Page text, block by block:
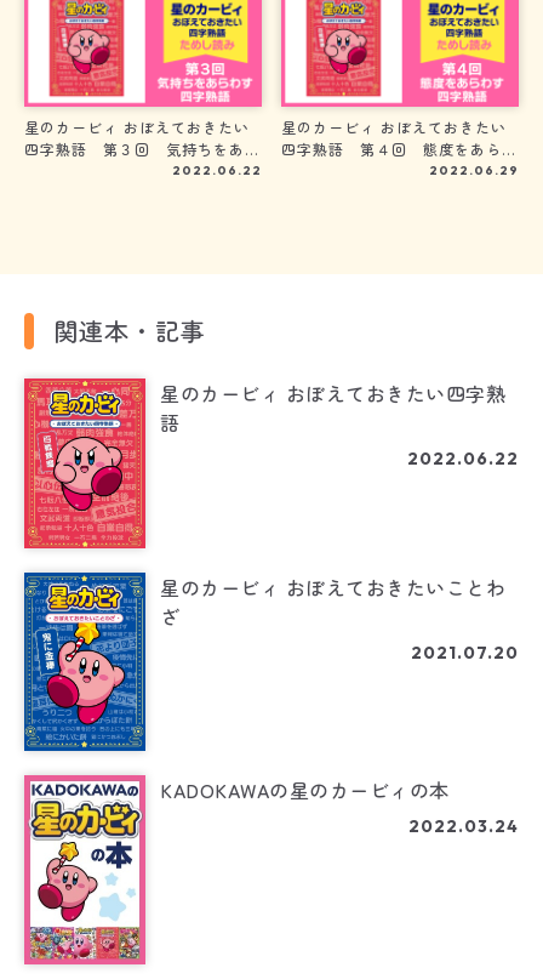
星のカービィ おぼえておきたい
四字熟語 第３回 気持ちをあら
2022.06.22
星のカービィ おぼえておきたい
四字熟語 第４回 態度をあらわ
2022.06.29
関連本・記事
星のカービィ おぼえておきたい四字熟
語
2022.06.22
星のカービィ おぼえておきたいことわ
ざ
2021.07.20
KADOKAWAの星のカービィの本
2022.03.24